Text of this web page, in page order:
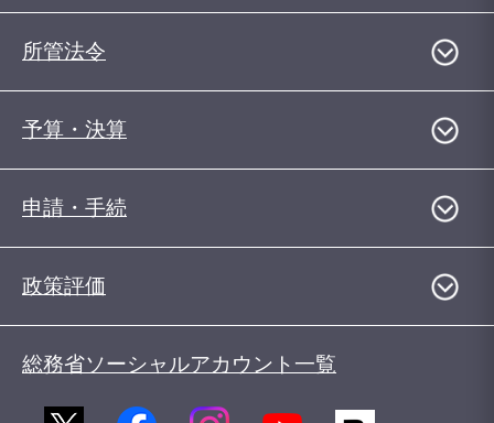
所管法令
予算・決算
申請・手続
政策評価
総務省ソーシャルアカウント一覧